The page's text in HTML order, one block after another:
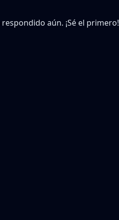
aún. ¡Sé el primero!